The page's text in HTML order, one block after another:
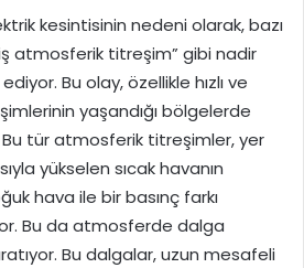
kesintisinin nedeni olarak, bazı
atmosferik titreşim” gibi nadir
Bu olay, özellikle hızlı ve
yaşandığı bölgelerde
tür atmosferik titreşimler, yer
yükselen sıcak havanın
hava ile bir basınç farkı
Bu da atmosferde dalga
Bu dalgalar, uzun mesafeli